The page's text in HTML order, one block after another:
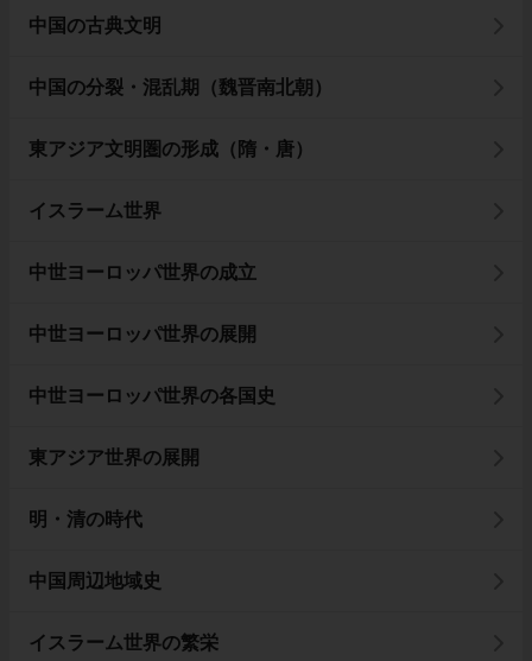
中国の古典文明
中国の分裂・混乱期（魏晋南北朝）
東アジア文明圏の形成（隋・唐）
イスラーム世界
中世ヨーロッパ世界の成立
中世ヨーロッパ世界の展開
中世ヨーロッパ世界の各国史
東アジア世界の展開
明・清の時代
中国周辺地域史
イスラーム世界の繁栄